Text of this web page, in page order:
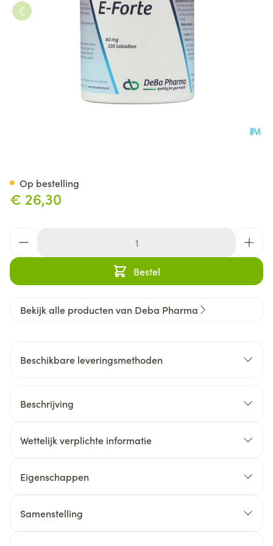
€ 26,30
Bestel
Op bestelling
Bekijk alle producten van Deba Pharma
Beschikbare leveringsmethoden
Beschrijving
Wettelijk verplichte informatie
Eigenschappen
Samenstelling